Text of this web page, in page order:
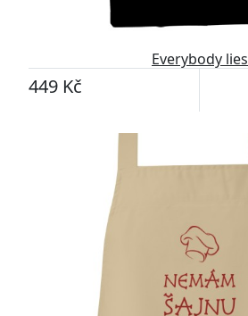
Everybody lies
449 Kč